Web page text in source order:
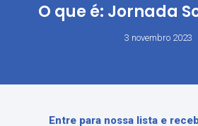
O que é: Jornada
3 novembro 2023
Entre para nossa lista e